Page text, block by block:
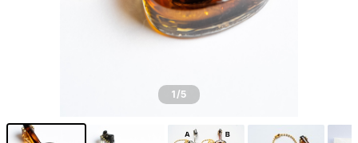
1/5